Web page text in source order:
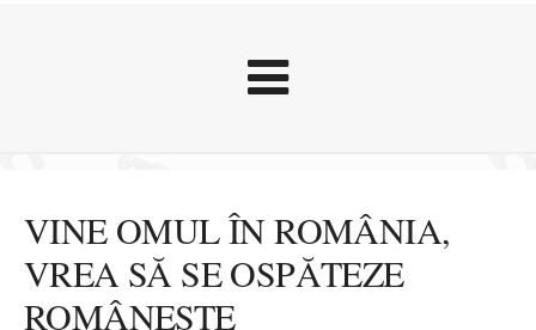
Stari afective
Zice Dunia
Călătorii
Cursuri povestite
VINE OMUL ÎN ROMÂNIA,
VREA SĂ SE OSPĂTEZE
ROMÂNEȘTE